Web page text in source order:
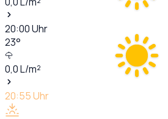
20:00Uhr
23°
0,0L/m²
20:55Uhr